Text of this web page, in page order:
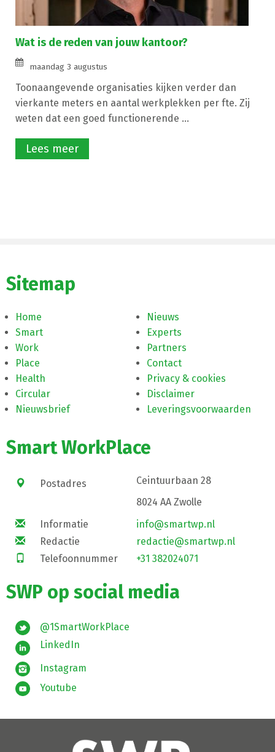
Wat is de reden van jouw kantoor?
maandag 3 augustus
Toonaangevende organisaties kijken verder dan
vierkante meters en aantal werkplekken per fte. Zij
weten dat een goed functionerende ...
Lees meer
Sitemap
Home
Smart
Work
Place
Health
Circular
Nieuwsbrief
Nieuws
Experts
Partners
Contact
Privacy & cookies
Disclaimer
Leveringsvoorwaarden
Smart WorkPlace
Postadres
Ceintuurbaan 28
8024 AA Zwolle
Informatie
info@smartwp.nl
Redactie
redactie@smartwp.nl
Telefoonnummer
+31 382024071
SWP op social media
@1SmartWorkPlace
LinkedIn
Instagram
Youtube